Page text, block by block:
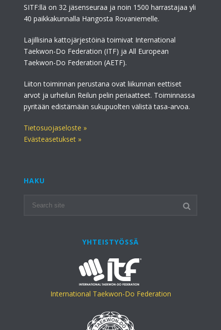
SITF:llä on 32 jäsenseuraa ja noin 1500 harrastajaa yli
40 paikkakunnalla Hangosta Rovaniemelle.
Lajillisina kattojärjestöinä toimivat International
Taekwon-Do Federation (ITF) ja All European
Taekwon-Do Federation (AETF).
Liiton toiminnan perustana ovat liikunnan eettiset
arvot ja urheilun Reilun pelin periaatteet. Toiminnassa
pyritään edistämään sukupuolten välistä tasa-arvoa.
Tietosuojaseloste »
Evästeasetukset »
HAKU
YHTEISTYÖSSÄ
International Taekwon-Do Federation